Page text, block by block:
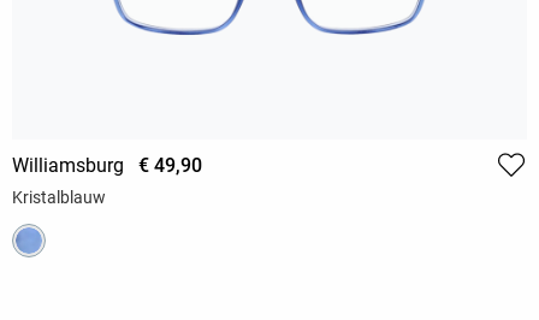
Williamsburg € 49,90
Kristalblauw